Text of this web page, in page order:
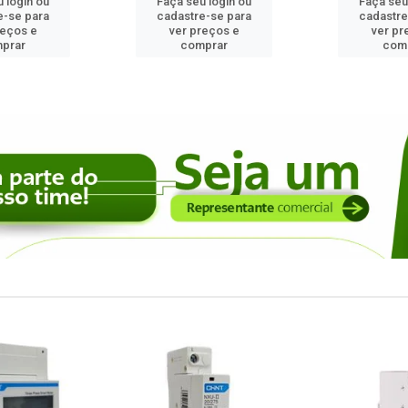
se para
e
cadastre-se para
ver preços e
comprar
ver